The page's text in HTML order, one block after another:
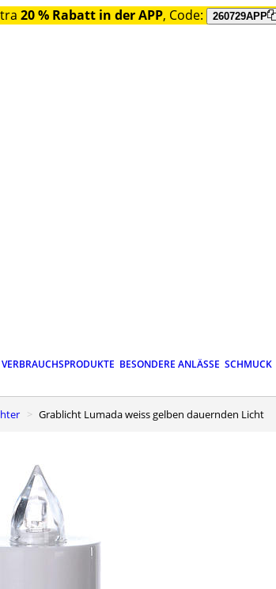
20 % Rabatt in der APP, Code: 260729APP
VERBRAUCHSPRODUKTE BESONDERE ANLÄSSE SCHMUCK
Grablicht Lumada weiss gelben dauernden Licht